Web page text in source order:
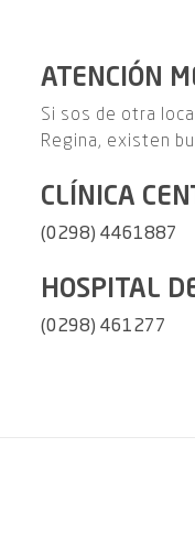
ATENCIÓN
Si sos de otra
Regina, existen
CLÍNICA
(0298) 4461887
HOSPITAL
(0298) 461277